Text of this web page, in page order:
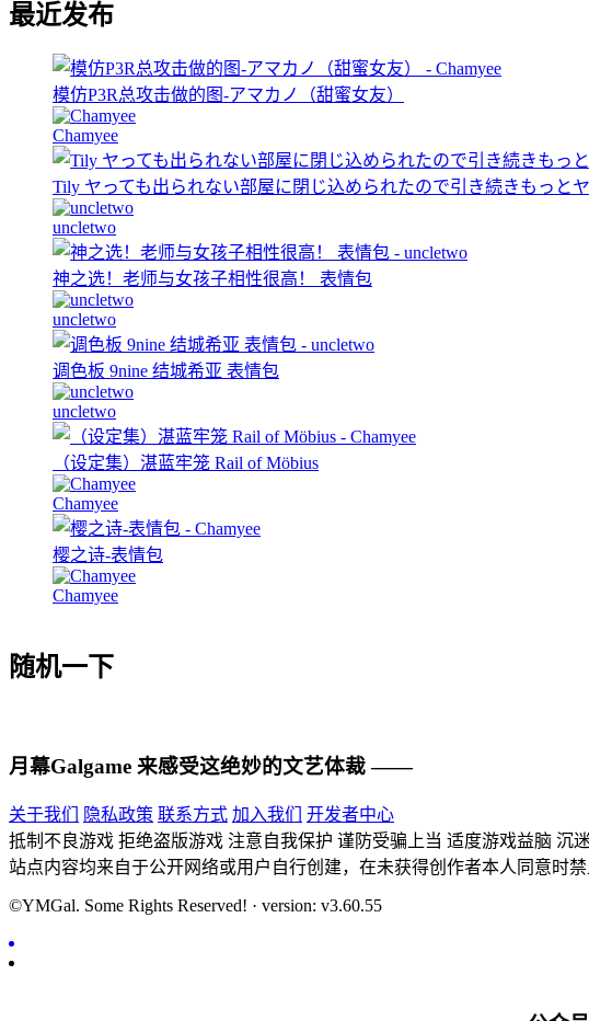
最近发布
模仿P3R总攻击做的图-アマカノ（甜蜜女友）
Chamyee
Tily ヤっても出られない部屋に閉じ込められたので引き続きもっと
uncletwo
神之选！老师与女孩子相性很高！ 表情包
uncletwo
调色板 9nine 结城希亚 表情包
uncletwo
（设定集）湛蓝牢笼 Rail of Möbius
Chamyee
樱之诗-表情包
Chamyee
随机一下
月幕Galgame 来感受这绝妙的文艺体裁 ——
关于我们 隐私政策 联系方式 加入我们
开发者中心
抵制不良游戏 拒绝盗版游戏 注意自我保护 谨防受骗上当 适度游戏益脑 沉
站点内容均来自于公开网络或用户自行创建，在未获得创作者本人同意时禁
©YMGal. Some Rights Reserved! · version: v3.60.55